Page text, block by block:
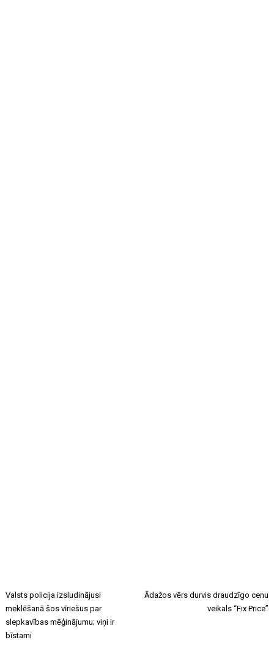
Valsts policija izsludinājusi
meklēšanā šos vīriešus par
slepkavības mēģinājumu; viņi ir
bīstami
Ādažos vērs durvis draudzīgo cenu
veikals “Fix Price”